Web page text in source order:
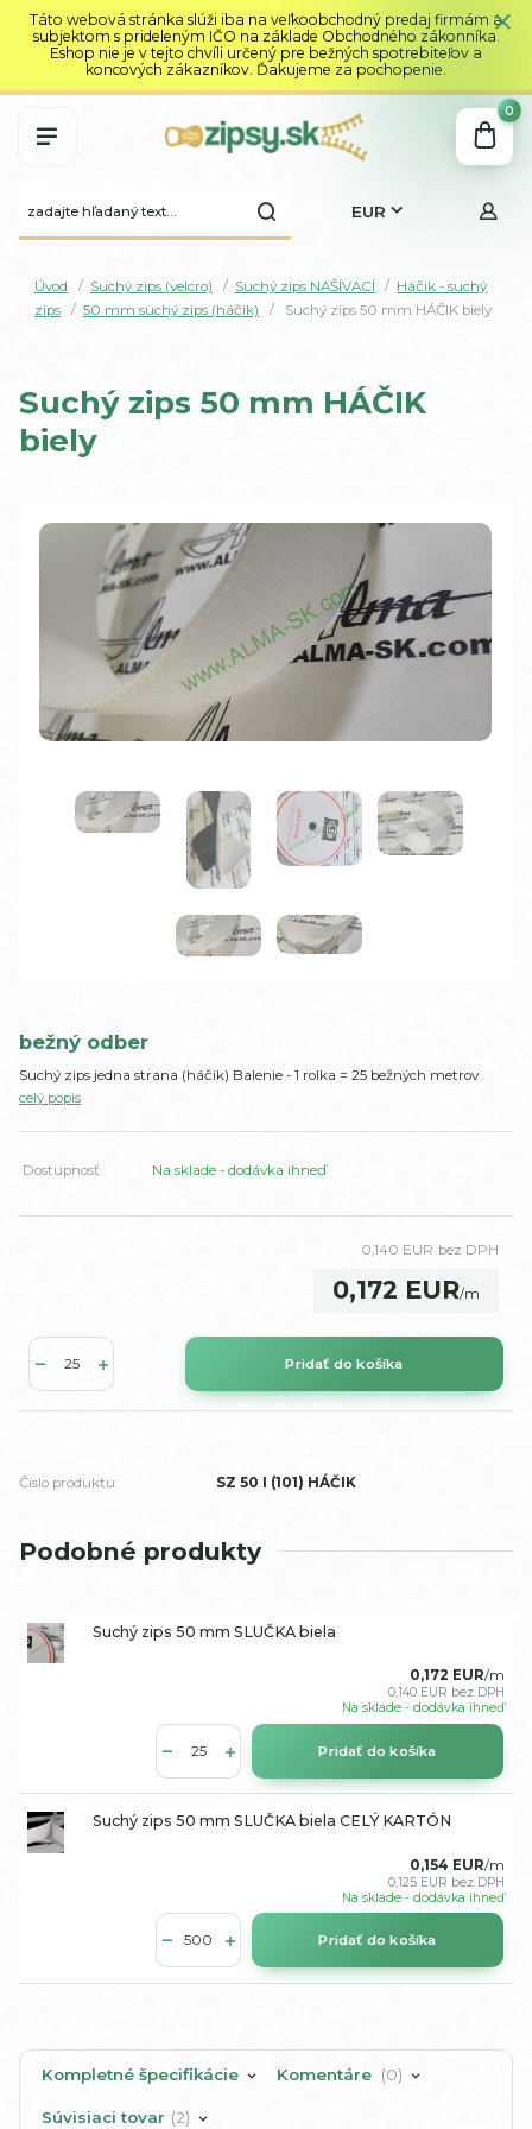
Táto webová stránka slúži iba na veľkoobchodný predaj firmám a
subjektom s prideleným IČO na základe Obchodného zákonníka.
Eshop nie je v tejto chvíli určený pre bežných spotrebiteľov a
koncových zákazníkov. Ďakujeme za pochopenie.
EUR
0
Úvod Suchý zips (velcro) Suchý zips NAŠÍVACÍ
Háčik - suchý
zips
50 mm suchý zips (háčik) Suchý zips 50 mm HÁČIK biely
Suchý zips 50 mm HÁČIK
biely
bežný odber
Suchý zips jedna strana (háčik) Balenie - 1 rolka = 25 bežných metrov
celý popis
Dostupnosť Na sklade - dodávka ihneď
0,172 EUR/m
0,140 EUR bez DPH
Pridať do košíka
Číslo produktu: SZ 50 I (101) HÁČIK
Podobné produkty
Suchý zips 50 mm SLUČKA biela
0,172 EUR/m
0,140 EUR bez DPH
Na sklade - dodávka ihneď
Pridať do košíka
Suchý zips 50 mm SLUČKA biela CELÝ KARTÓN
0,154 EUR/m
0,125 EUR bez DPH
Na sklade - dodávka ihneď
Pridať do košíka
Kompletné špecifikácie Komentáre 0
Súvisiaci tovar 2